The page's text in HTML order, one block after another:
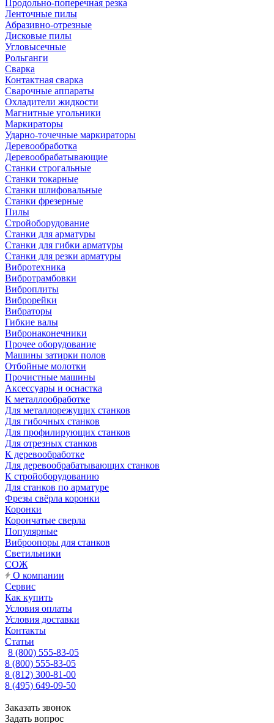
Продольно-поперечная резка
Ленточные пилы
Абразивно-отрезные
Дисковые пилы
Угловысечные
Рольганги
Сварка
Контактная сварка
Сварочные аппараты
Охладители жидкости
Магнитные угольники
Маркираторы
Ударно-точечные маркираторы
Деревообработка
Деревообрабатывающие
Станки строгальные
Станки токарные
Станки шлифовальные
Станки фрезерные
Пилы
Стройоборудование
Станки для арматуры
Станки для гибки арматуры
Станки для резки арматуры
Вибротехника
Вибротрамбовки
Виброплиты
Виброрейки
Вибраторы
Гибкие валы
Вибронаконечники
Прочее оборудование
Машины затирки полов
Отбойные молотки
Прочистные машины
Аксeccyapы и оснастка
К металлообработке
Для металлорежущих станков
Для гибочных станков
Для профилирующих станков
Для отрезных станков
К деревообработке
Для деревообрабатывающих станков
К стройоборудованию
Для станков по арматуре
Фрезы свёрла коронки
Коронки
Корончатые сверла
Популярные
Виброопоры для станков
Светильники
СОЖ
О компании
Сервис
Как купить
Условия оплаты
Условия доставки
Контакты
Статьи
8 (800) 555-83-05
8 (800) 555-83-05
8 (812) 300-81-00
8 (495) 649-09-50
Заказать звонок
Задать вопрос